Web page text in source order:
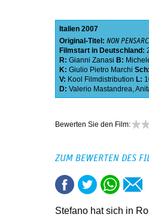
Italien 2007
Original-Titel: NON
Filmstart in Deutschland:
R: Gianni Zanasi B:
K: Giulio Pietro Marchi Sch:
V: Kool Filmdistribution L:
D: Valerio Mastandrea,
Bewerten Sie den Film:
ZUM BEWERTEN DES
Stefano hat sich in